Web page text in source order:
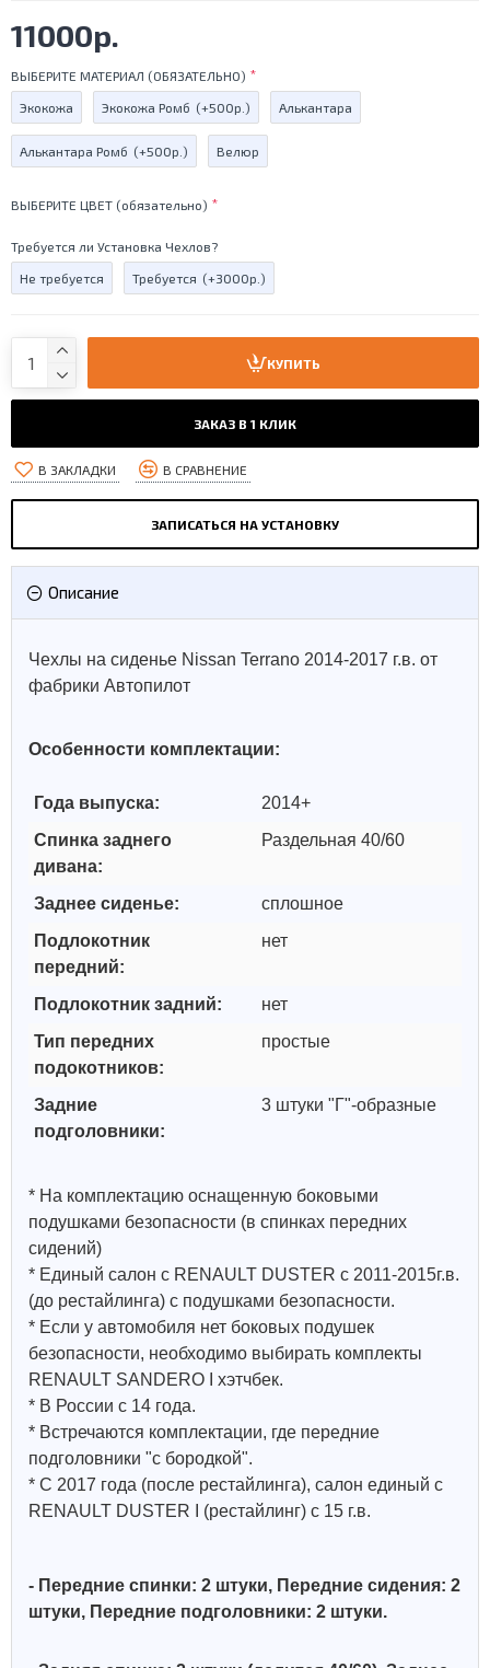
11000р.
ВЫБЕРИТЕ МАТЕРИАЛ (ОБЯЗАТЕЛЬНО)
Экокожа Экокожа Ромб (+500р.) Алькантара
Алькантара Ромб (+500р.) Велюр
ВЫБЕРИТЕ ЦВЕТ (обязательно)
Требуется ли Установка Чехлов?
Не требуется Требуется (+3000р.)
КУПИТЬ
ЗАКАЗ В 1 КЛИК
В ЗАКЛАДКИ В СРАВНЕНИЕ
ЗАПИСАТЬСЯ НА УСТАНОВКУ
Описание
Чехлы на сиденье Nissan Terrano 2014-2017 г.в. от
фабрики Автопилот
Особенности комплектации:
Года выпуска:
2014+
Спинка заднего
дивана:
Раздельная 40/60
Заднее сиденье:
сплошное
Подлокотник
передний:
нет
Подлокотник задний:
нет
Тип передних
подокотников:
простые
Задние
подголовники:
3 штуки "Г"-образные
* На комплектацию оснащенную боковыми
подушками безопасности (в спинках передних
сидений)
* Единый салон с RENAULT DUSTER c 2011-2015г.в.
(до рестайлинга) с подушками безопасности.
* Если у автомобиля нет боковых подушек
безопасности, необходимо выбирать комплекты
RENAULT SANDERO I хэтчбек.
* В России с 14 года.
* Встречаются комплектации, где передние
подголовники "с бородкой".
* С 2017 года (после рестайлинга), салон единый с
RENAULT DUSTER I (рестайлинг) с 15 г.в.
- Передние спинки: 2 штуки, Передние сидения: 2
штуки, Передние подголовники: 2 штуки.